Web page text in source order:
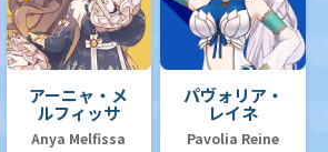
アーニャ・メ
ルフィッサ
Anya Melfissa
パヴォリア・
レイネ
Pavolia Reine